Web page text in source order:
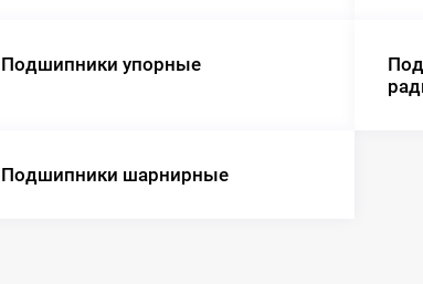
Подшипники упорные
Подшипники шарнирные